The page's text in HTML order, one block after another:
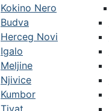
Kokino Nero
Budva
Herceg Novi
Igalo
Meljine
Njivice
Kumbor
Tivat